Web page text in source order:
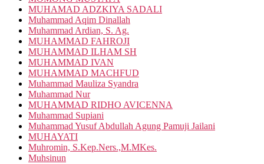
MUHAMAD ADZKIYA SADALI
Muhammad Aqim Dinallah
Muhammad Ardian, S. Ag.
MUHAMMAD FAHROJI
MUHAMMAD ILHAM SH
MUHAMMAD IVAN
MUHAMMAD MACHFUD
Muhammad Mauliza Syandra
Muhammad Nur
MUHAMMAD RIDHO AVICENNA
Muhammad Supiani
Muhammad Yusuf Abdullah Agung Pamuji Jailani
MUHAYATI
Muhromin, S.Kep.Ners.,M.MKes.
Muhsinun